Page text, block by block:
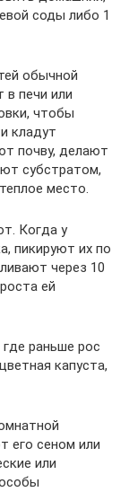
соды либо 1
обычной
в печи или
чтобы
кладут
почву, делают
субстратом,
место.
Когда у
пикируют их по
через 10
ей
раньше рос
капуста,
его сеном или
или